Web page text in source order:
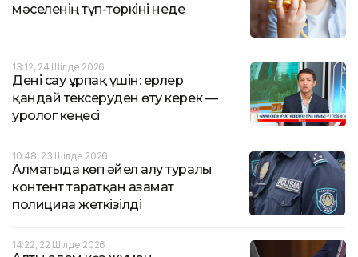
мәселенің түп-төркіні неде
13:12, 24 Шілде 2026
Дені сау ұрпақ үшін: ерлер
қандай тексеруден өту керек —
уролог кеңесі
10:48, 23 Шілде 2026
Алматыда көп әйел алу туралы
контент таратқан азамат
полицияға жеткізілді
14:22, 22 Шілде 2026